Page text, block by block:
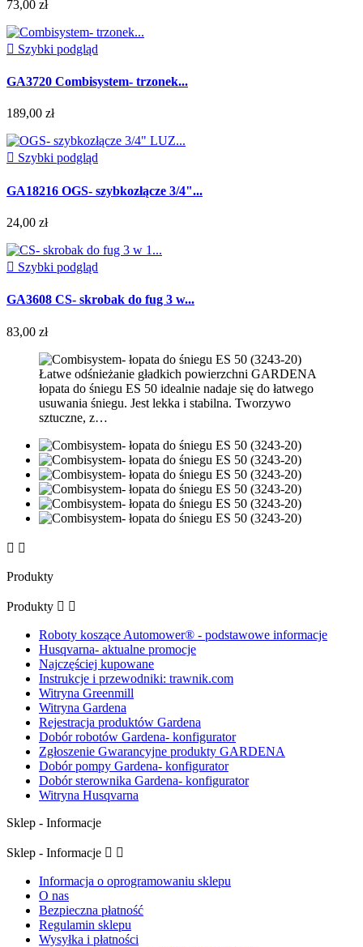
73,00 zł
 Szybki podgląd
GA3720 Combisystem- trzonek...
189,00 zł
 Szybki podgląd
GA18216 OGS- szybkozłącze 3/4"...
24,00 zł
 Szybki podgląd
GA3608 CS- skrobak do fug 3 w...
83,00 zł
Łatwe odśnieżanie gładkich powierzchni GARDENA
łopata do śniegu ES 50 idealnie nadaje się do łatwego
usuwania śniegu. Jest lekka i stabilna. Tworzywo
sztuczne, z…
 
Produkty
Produkty  
Roboty koszące Automower® - podstawowe informacje
Husqvarna- aktualne promocje
Najczęściej kupowane
Instrukcje i przewodniki: trawnik.com
Witryna Greenmill
Witryna Gardena
Rejestracja produktów Gardena
Dobór robotów Gardena- konfigurator
Zgłoszenie Gwarancyjne produkty GARDENA
Dobór pompy Gardena- konfigurator
Dobór sterownika Gardena- konfigurator
Witryna Husqvarna
Sklep - Informacje
Sklep - Informacje  
Informacja o oprogramowaniu sklepu
O nas
Bezpieczna płatność
Regulamin sklepu
Wysyłka i płatności